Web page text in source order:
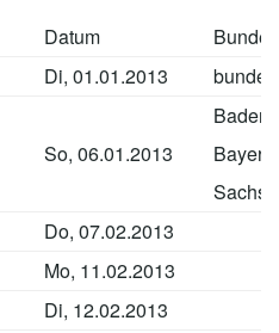
Datum
Di, 01.01.2013
So, 06.01.2013
Bayern
Do, 07.02.2013
Mo, 11.02.2013
Di, 12.02.2013